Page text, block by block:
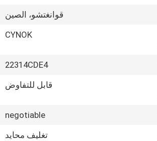
قوانغتشو، الصين
CYNOK
22314CDE4
قابل للتفاوض
negotiable
تغليف محايد